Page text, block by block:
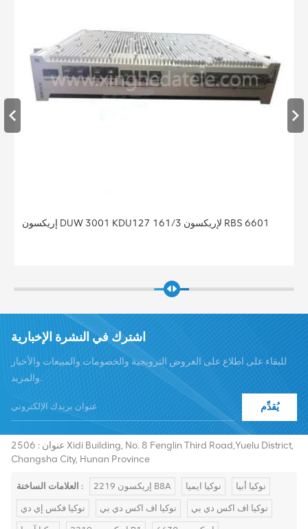
المحطة الأساسية BBU النطاق الأساسي إريكسون النطاق الأساسي
اشترك في النشرة الإخبارية
للبقاء على اطلاع على العروض الترويجية والخصومات والمبيعات والأخبار
والمزيد.
يُقدِّم
+8619376997331
عنوان : 2506 Xidi Building, No. 8 Fenglin Third Road,Yuelu District,
Changsha City, Hunan Province
العلامات الساخنة : إريكسون 2219 B8A نوكيا ايميا نوكيا أبيا
نوكيا فكس إي دي نوكيا اف اكس دي بي نوكيا اف اكس دي بي